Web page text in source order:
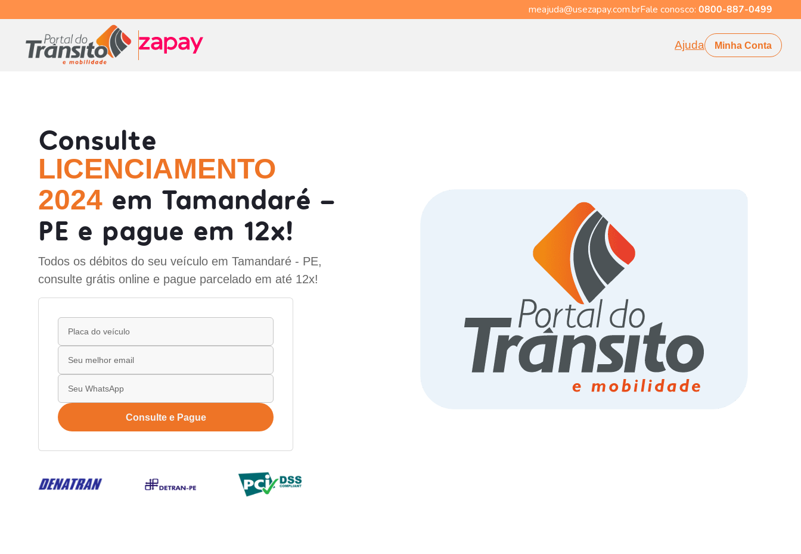
meajuda@usezapay.com.brFale conosco: 0800-887-0499
Ajuda Minha Conta
Consulte
LICENCIAMENTO
2024 em Tamandaré -
PE e pague em 12x!
Todos os débitos do seu veículo em Tamandaré - PE,
consulte grátis online e pague parcelado em até 12x!
Consulte e Pague